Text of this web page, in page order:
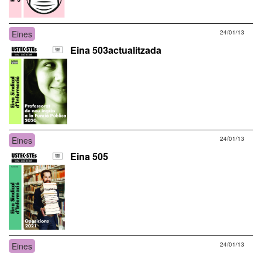
Eines 24/01/13
Eina 503actualitzada
Eines 24/01/13
Eina 505
Eines 24/01/13